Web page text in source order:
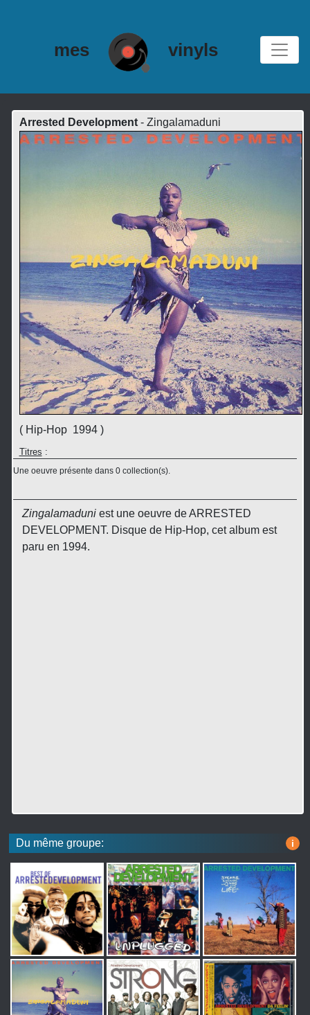
mes vinyls
Arrested Development- Zingalamaduni
( Hip-Hop 1994 )
Titres :
Une oeuvre présente dans 0 collection(s).
Zingalamaduniest une oeuvre de ARRESTED
DEVELOPMENT. Disque de Hip-Hop, cet album est
paru en 1994.
Du même groupe: i